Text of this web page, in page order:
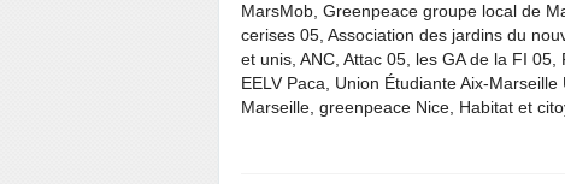
MarsMob, Greenpeace groupe local de
cerises 05, Association des jardins du
et unis, ANC, Attac 05, les GA de la FI
EELV Paca, Union Étudiante Aix-Marseille
Marseille, greenpeace Nice, Habitat et